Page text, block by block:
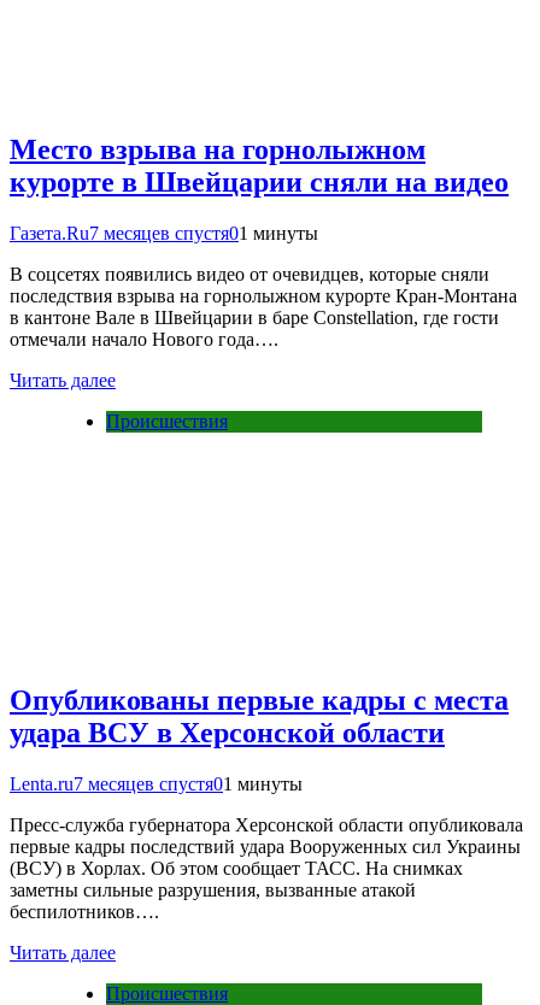
Место взрыва на горнолыжном
курорте в Швейцарии сняли на видео
Газета.Ru7 месяцев спустя01 минуты
В соцсетях появились видео от очевидцев, которые сняли
последствия взрыва на горнолыжном курорте Кран-Монтана
в кантоне Вале в Швейцарии в баре Constellation, где гости
отмечали начало Нового года….
Читать далее
Происшествия
Опубликованы первые кадры с места
удара ВСУ в Херсонской области
Lenta.ru7 месяцев спустя01 минуты
Пресс-служба губернатора Херсонской области опубликовала
первые кадры последствий удара Вооруженных сил Украины
(ВСУ) в Хорлах. Об этом сообщает ТАСС. На снимках
заметны сильные разрушения, вызванные атакой
беспилотников….
Читать далее
Происшествия